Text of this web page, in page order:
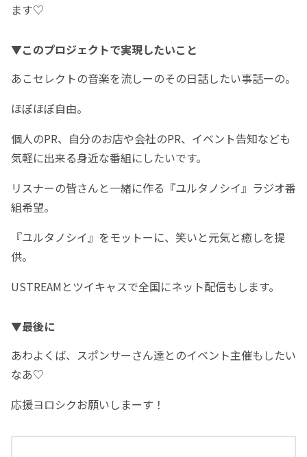
ます♡
▼このプロジェクトで実現したいこと
あこセレクトの音楽を流しーのその日話したい事話ーの。
ほぼほぼ自由。
個人のPR、自分のお店や会社のPR、イベント告知なども
気軽に出来る身近な番組にしたいです。
リスナーの皆さんと一緒に作る『ユルタノシイ』ラジオ番
組希望。
『ユルタノシイ』をモットーに、笑いと元気と癒しを提
供。
USTREAMとツイキャスで全国にネット配信もします。
▼最後に
あわよくば、スポンサーさん達とのイベント主催もしたい
なあ♡
応援ヨロシクお願いしまーす！